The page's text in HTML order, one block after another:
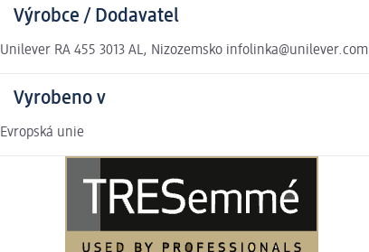
Výrobce / Dodavatel
Unilever RA 455 3013 AL, Nizozemsko infolinka@unilever.com
Vyrobeno v
Evropská unie